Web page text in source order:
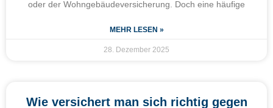
oder der Wohngebäudeversicherung. Doch eine häufige
MEHR LESEN »
28. Dezember 2025
Wie versichert man sich richtig gegen